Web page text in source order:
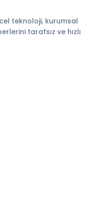
teknoloji, kurumsal
tarafsız ve hızlı